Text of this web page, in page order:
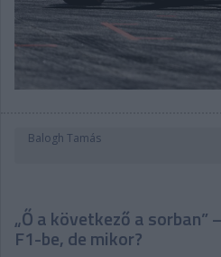
Balogh Tamás
„Ő a következő a sorban”
F1-be, de mikor?